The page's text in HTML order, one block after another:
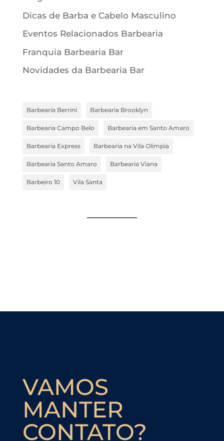
Dicas de Barba e Cabelo Masculino
Eventos Relacionados Barbearia
Franquia Barbearia Bar
Novidades da Barbearia Bar
Barbearia Berrini Barbearia Brooklyn
Barbearia Campo Belo Barbearia em Santo Amaro
Barbearia Express Barbearia na Vila Olimpia
Barbearia Santo Amaro Barbearia Viana
Barbeiro 10 Vila Santa
VAMOS
MANTER
CONTATO?